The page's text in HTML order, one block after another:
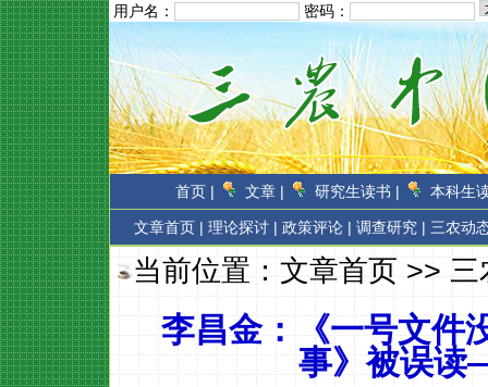
用户名： 密码：
首页 | 文章 | 研究生读书 | 本科生
文章首页 | 理论探讨 | 政策评论 | 调查研究 | 三农动
当前位置：文章首页>>三
李昌金：《一号文件
事》被误